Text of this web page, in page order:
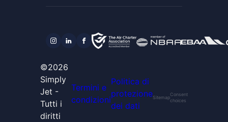
©2026
Simply
Jet -
Tutti i
diritti
Termini e
condizioni
Politica di
protezione
dei dati
Sitemap
Consent
choices